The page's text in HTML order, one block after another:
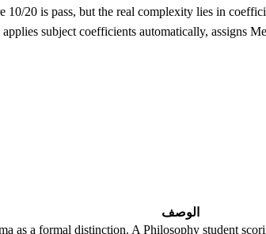
10/20 is pass, but the real complexity lies in
subject coefficients automatically,
الوصف
as a formal distinction. A Philosophy student